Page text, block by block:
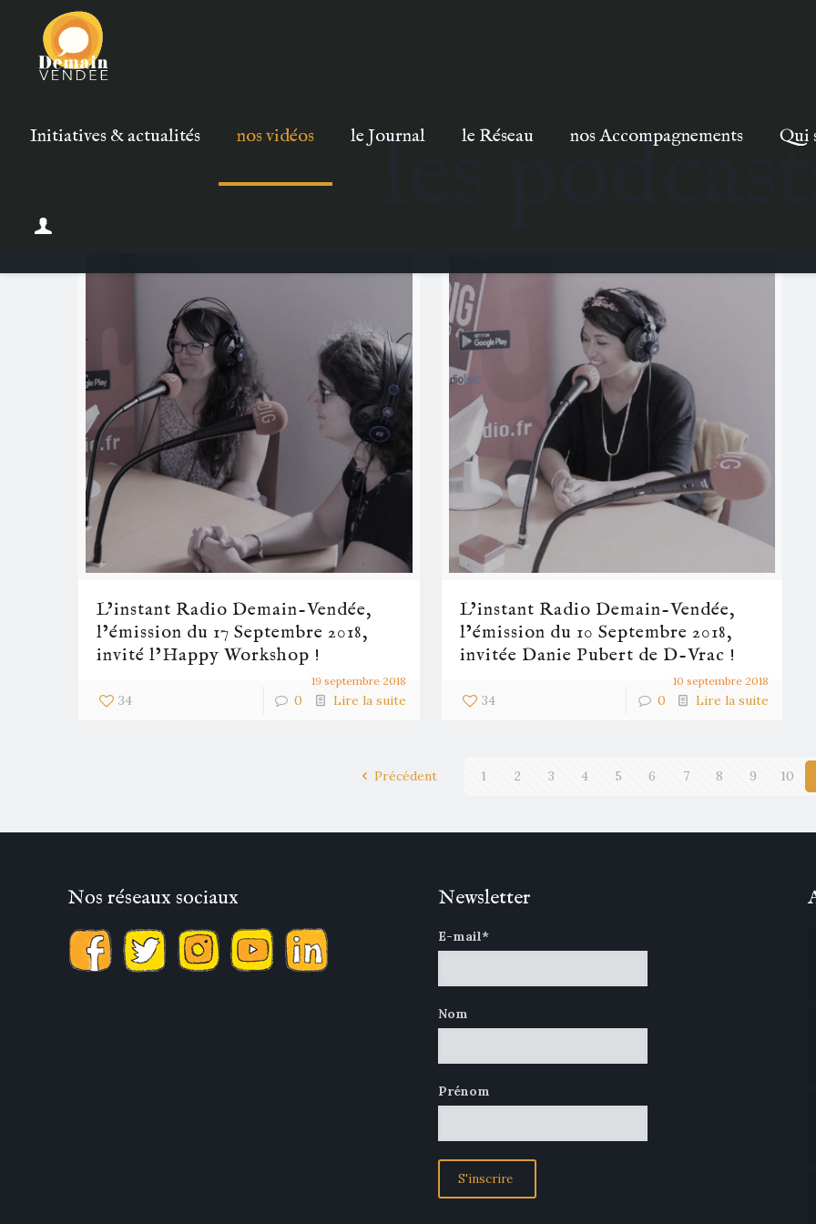
Initiatives & actualités nos vidéos le Journal le Réseau nos Accompagnements Qui
les
19 septembre 2018
L’instant Radio Demain-Vendée,
l’émission du 17 Septembre 2018,
invité l’Happy Workshop !
34 0 Lire la suite
10 septembre 2018
L’instant Radio Demain-Vendée,
l’émission du 10 Septembre 2018,
invitée Danie Pubert de D-Vrac !
34 0 Lire la suite
Précédent 1 2 3 4 5 6 7 8 9 10
Nos réseaux sociaux Newsletter
E-mail*
Nom
Prénom